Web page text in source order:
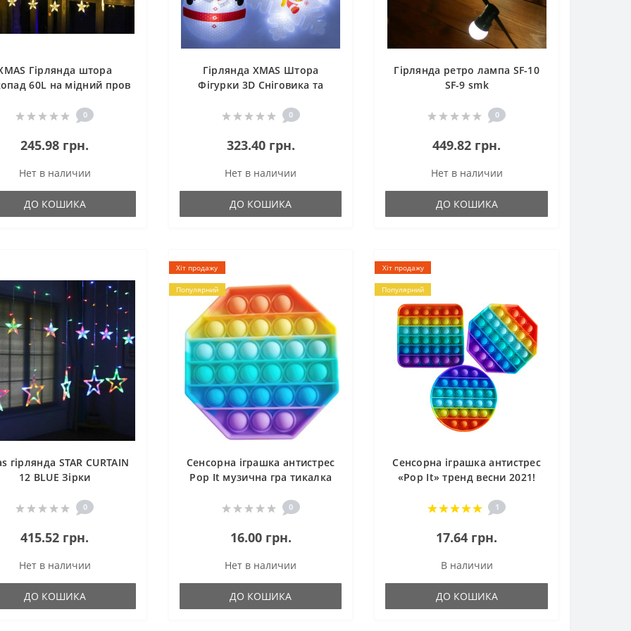
Гірлянда штора
60L на мідний пров
0
245.98 грн.
Нет в наличии
ДО КОШИКА
Гірлянда XMAS Штора
Фігурки 3D Сніговика та
0
323.40 грн.
Нет в наличии
ДО КОШИКА
Гірлянда ретро лампа SF-10
SF-9 smk
0
449.82 грн.
Нет в наличии
ДО КОШИКА
гірлянда STAR CURTAIN
12 BLUE Зірки
0
415.52 грн.
Нет в наличии
ДО КОШИКА
Хіт продажу
Популярний
Сенсорна іграшка антистрес
Pop It музична гра тикалка
2021! багатогранник
0
16.00 грн.
Нет в наличии
ДО КОШИКА
Хіт продажу
Популярний
Сенсорна іграшка антистрес
«Pop It» тренд весни 2021!
1
17.64 грн.
В наличии
ДО КОШИКА